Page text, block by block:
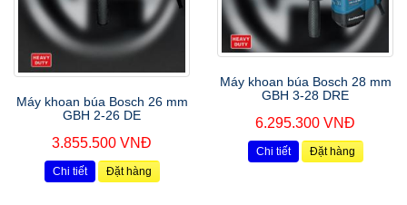
Máy khoan búa Bosch 26 mm
GBH 2-26 DE
3.855.500 VNĐ
Chi tiết Đặt hàng
Máy khoan búa Bosch 28 mm
GBH 3-28 DRE
6.295.300 VNĐ
Chi tiết Đặt hàng